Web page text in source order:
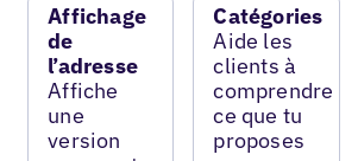
Affichage
de
l’adresse
Affiche
une
version
Catégories
Aide les
clients à
comprendre
ce que tu
proposes